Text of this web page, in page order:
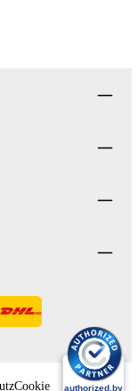
Cookie